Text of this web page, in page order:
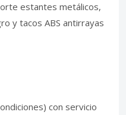
estantes metálicos,
y tacos ABS antirrayas
con servicio